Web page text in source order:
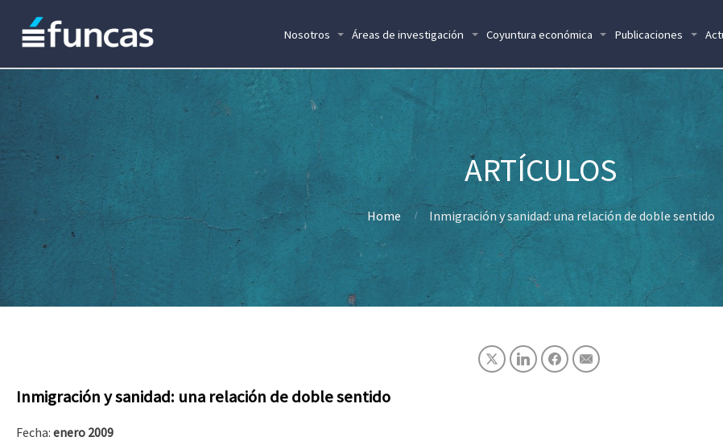
Nosotros Áreas de investigación Coyuntura económica Publicaciones
Home Inmigración y sanidad: una relación de doble sentido
Inmigración y sanidad: una relación de doble sentido
Fecha: enero 2009